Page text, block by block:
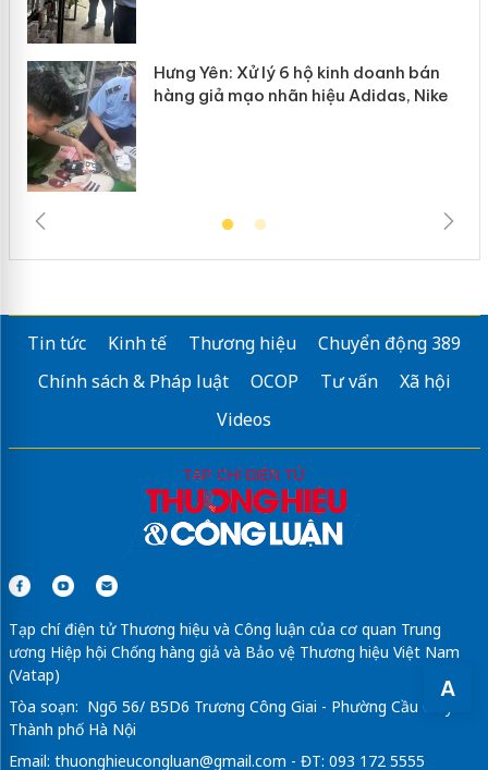
A
Hưng Yên: Xử lý 6 hộ kinh doanh bán
hàng giả mạo nhãn hiệu Adidas, Nike
Tin tức Kinh tế Thương hiệu
Chuyển động 389
Chính sách & Pháp luật
OCOP Tư vấn
Xã hội
Videos
Tạp chí điện tử Thương hiệu và Công luận của cơ quan Trung
ương Hiệp hội Chống hàng giả và Bảo vệ Thương hiệu Việt Nam
(Vatap)
Tòa soạn: Ngõ 56/ B5D6 Trương Công Giai - Phường Cầu Giấy -
Thành phố Hà Nội
Email: thuonghieucongluan@gmail.com - ĐT: 093 172 5555